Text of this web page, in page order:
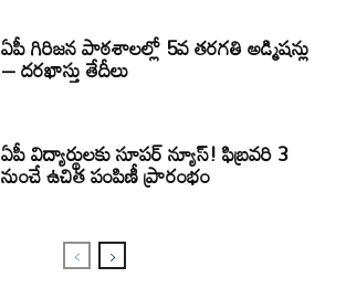
ఏపీ గిరిజన పాఠశాలల్లో 5వ తరగతి అడ్మిషన్లు
– దరఖాస్తు తేదీలు
ఏపీ విద్యార్థులకు సూపర్ న్యూస్! ఫిబ్రవరి 3
నుంచే ఉచిత పంపిణీ ప్రారంభం